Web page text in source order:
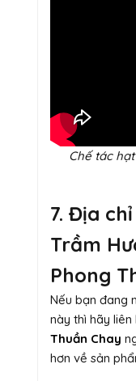
Chế tác
7. Địa
Trầm
Phong
Nếu bạn đang
này thì hãy liên
Thuần Chay
hơn về sản